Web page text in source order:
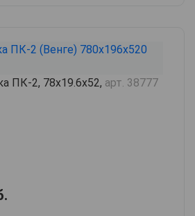
ПК-2, 78х19.6х52, арт. 38777